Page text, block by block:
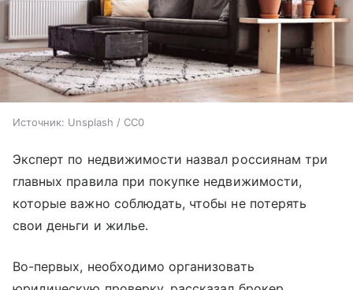
Источник: Unsplash / CC0
Эксперт по недвижимости назвал россиянам три
главных правила при покупке недвижимости,
которые важно соблюдать, чтобы не потерять
свои деньги и жилье.
Во-первых, необходимо организовать